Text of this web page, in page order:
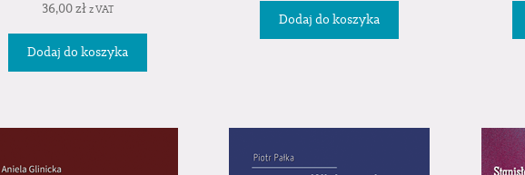
36,00zł z VAT
Dodaj do koszyka
Dodaj do koszyka